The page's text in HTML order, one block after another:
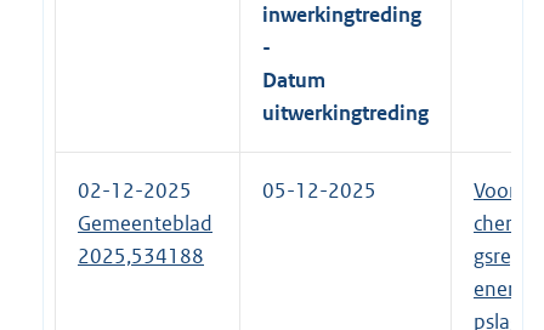
inwerkingtreding
-
Datum
uitwerkingtreding
02-12-2025
Gemeenteblad
2025,534188
05-12-2025
pslag